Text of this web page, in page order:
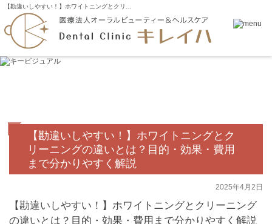
【勘違いしやすい！】ホワイトニングとクリ…
【勘違いしやすい！】ホワイトニングとク
リーニングの違いとは？目的・効果・費用
まで分かりやすく解説
2025年4月2日
【勘違いしやすい！】ホワイトニングとクリーニング
の違いとは？目的・効果・費用まで分かりやすく解説